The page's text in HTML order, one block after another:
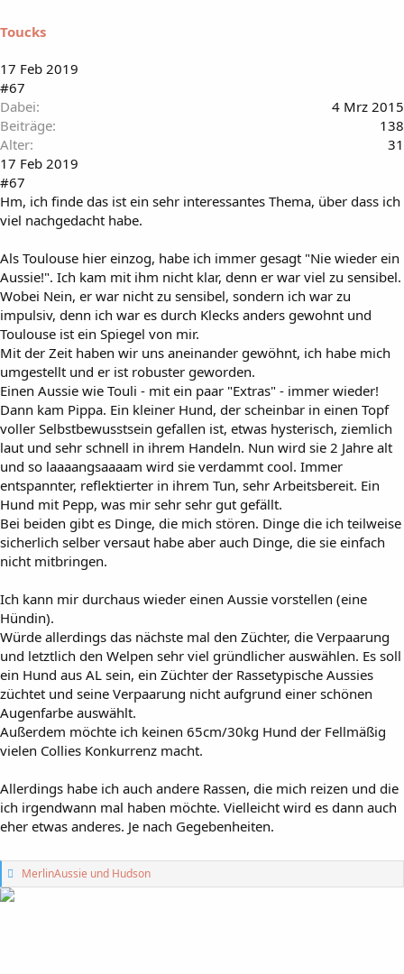
r
Toucks
17 Feb 2019
#67
Dabei
4 Mrz 2015
Beiträge
138
Alter
31
17 Feb 2019
#67
Hm, ich finde das ist ein sehr interessantes Thema, über dass ich
viel nachgedacht habe.
Als Toulouse hier einzog, habe ich immer gesagt "Nie wieder ein
Aussie!". Ich kam mit ihm nicht klar, denn er war viel zu sensibel.
Wobei Nein, er war nicht zu sensibel, sondern ich war zu
impulsiv, denn ich war es durch Klecks anders gewohnt und
Toulouse ist ein Spiegel von mir.
Mit der Zeit haben wir uns aneinander gewöhnt, ich habe mich
umgestellt und er ist robuster geworden.
Einen Aussie wie Touli - mit ein paar "Extras" - immer wieder!
Dann kam Pippa. Ein kleiner Hund, der scheinbar in einen Topf
voller Selbstbewusstsein gefallen ist, etwas hysterisch, ziemlich
laut und sehr schnell in ihrem Handeln. Nun wird sie 2 Jahre alt
und so laaaangsaaaam wird sie verdammt cool. Immer
entspannter, reflektierter in ihrem Tun, sehr Arbeitsbereit. Ein
Hund mit Pepp, was mir sehr sehr gut gefällt.
Bei beiden gibt es Dinge, die mich stören. Dinge die ich teilweise
sicherlich selber versaut habe aber auch Dinge, die sie einfach
nicht mitbringen.
Ich kann mir durchaus wieder einen Aussie vorstellen (eine
Hündin).
Würde allerdings das nächste mal den Züchter, die Verpaarung
und letztlich den Welpen sehr viel gründlicher auswählen. Es soll
ein Hund aus AL sein, ein Züchter der Rassetypische Aussies
züchtet und seine Verpaarung nicht aufgrund einer schönen
Augenfarbe auswählt.
Außerdem möchte ich keinen 65cm/30kg Hund der Fellmäßig
vielen Collies Konkurrenz macht.
Allerdings habe ich auch andere Rassen, die mich reizen und die
ich irgendwann mal haben möchte. Vielleicht wird es dann auch
eher etwas anderes. Je nach Gegebenheiten.
G
e
MerlinAussie und Hudson